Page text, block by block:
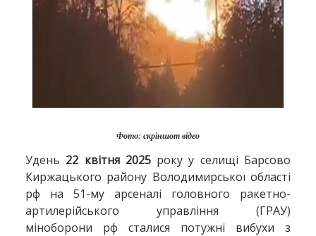
Фото: скріншот відео
Удень 22 квітня 2025року у селищі Барсово
Киржацького району Володимирської області
рф на 51-му арсеналі головного ракетно-
артилерійського управління (ГРАУ)
міноборони рф сталися потужні вибухи з